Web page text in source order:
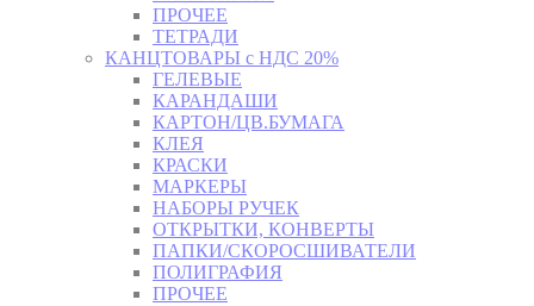
ПРОЧЕЕ
ТЕТРАДИ
КАНЦТОВАРЫ с НДС 20%
ГЕЛЕВЫЕ
КАРАНДАШИ
КАРТОН/ЦВ.БУМАГА
КЛЕЯ
КРАСКИ
МАРКЕРЫ
НАБОРЫ РУЧЕК
ОТКРЫТКИ, КОНВЕРТЫ
ПАПКИ/СКОРОСШИВАТЕЛИ
ПОЛИГРАФИЯ
ПРОЧЕЕ